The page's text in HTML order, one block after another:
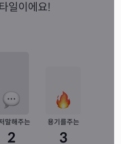
일이에요!
말해주는
2
용기를주는
3